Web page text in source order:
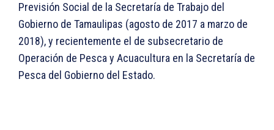
Previsión Social de la Secretaría de Trabajo del
Gobierno de Tamaulipas (agosto de 2017 a marzo de
2018), y recientemente el de subsecretario de
Operación de Pesca y Acuacultura en la Secretaría de
Pesca del Gobierno del Estado.